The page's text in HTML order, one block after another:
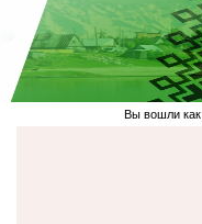
Вы вошли как